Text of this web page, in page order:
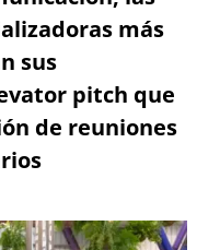
más
sus
pitch que
de reuniones